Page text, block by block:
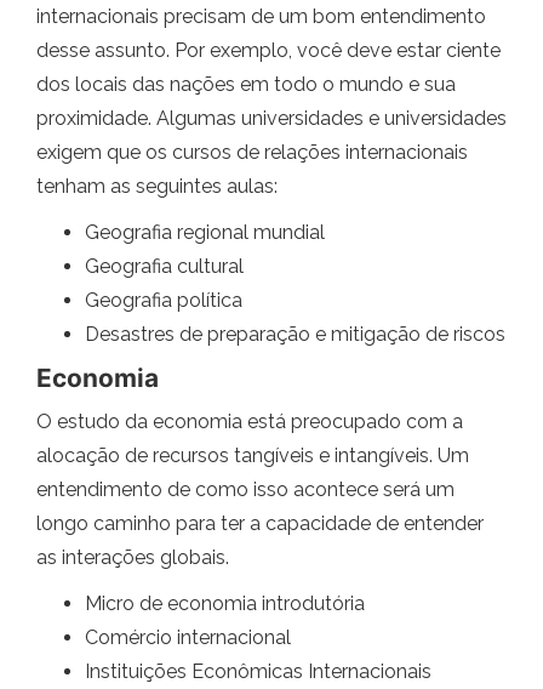
internacionais precisam de um bom entendimento
desse assunto. Por exemplo, você deve estar ciente
dos locais das nações em todo o mundo e sua
proximidade. Algumas universidades e universidades
exigem que os cursos de relações internacionais
tenham as seguintes aulas:
Geografia regional mundial
Geografia cultural
Geografia política
Desastres de preparação e mitigação de riscos
Economia
O estudo da economia está preocupado com a
alocação de recursos tangíveis e intangíveis. Um
entendimento de como isso acontece será um
longo caminho para ter a capacidade de entender
as interações globais.
Micro de economia introdutória
Comércio internacional
Instituições Econômicas Internacionais